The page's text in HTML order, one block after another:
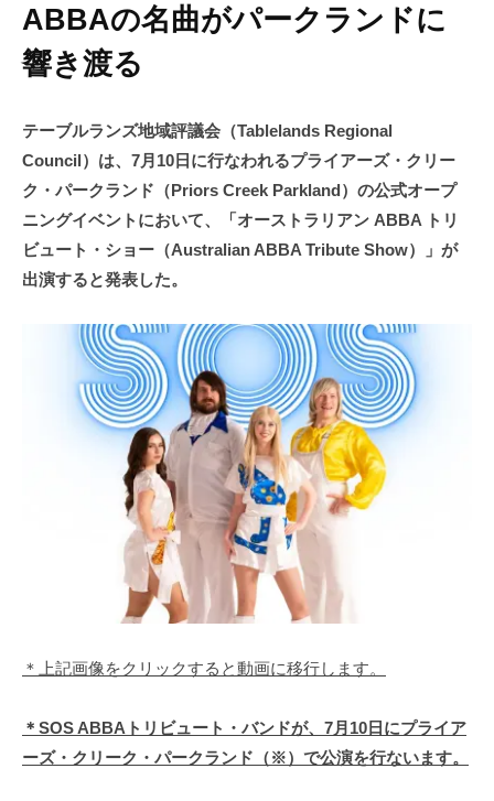
i
a
h
a
m
a
の
メ
ト
ABBAの名曲がパークランドに
響き渡る
テーブルランズ地域評議会（Tablelands Regional
Council）は、7月10日に行なわれるプライアーズ・クリー
ク・パークランド（Priors Creek Parkland）の公式オープ
ニングイベントにおいて、「オーストラリアン ABBA トリ
ビュート・ショー（Australian ABBA Tribute Show）」が
出演すると発表した。
＊上記画像をクリックすると動画に移行します。
＊SOS ABBAトリビュート・バンドが、7月10日にプライア
ーズ・クリーク・パークランド（※）で公演を行ないます。